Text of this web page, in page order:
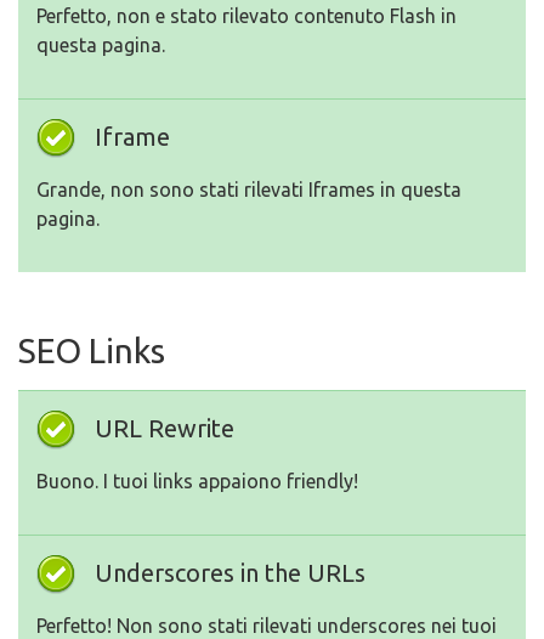
Perfetto, non e stato rilevato contenuto Flash in
questa pagina.
Iframe
Grande, non sono stati rilevati Iframes in questa
pagina.
SEO Links
URL Rewrite
Buono. I tuoi links appaiono friendly!
Underscores in the URLs
Perfetto! Non sono stati rilevati underscores nei tuoi